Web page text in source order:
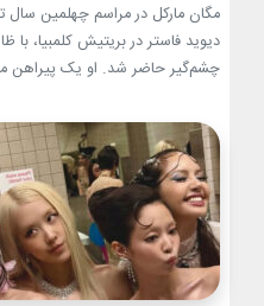
مگان مارکل در مراسم چهلمین
دیوید فاستر در بریتیش کلمبیا،
چشم‌گیر حاضر شد. او یک پیراهن
توجه‌ها را به خط شانه‌ها برده بود.
با اکسسوری‌های طلایی کامل کرد.
طلایی، نتیجه‌ای لوکس...